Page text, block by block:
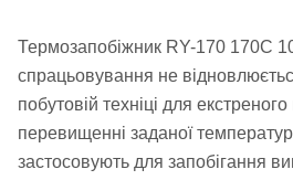
Термозапобіжник RY-170 170C
спрацьовування не
побутовій техніці для
перевищенні заданої
застосовують для запобігання